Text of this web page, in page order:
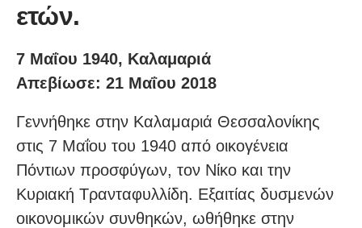
ετών.
7 Μαΐου 1940, Καλαμαριά
Απεβίωσε: 21 Μαΐου 2018
Γεννήθηκε στην Καλαμαριά Θεσσαλονίκης
στις 7 Μαΐου του 1940 από οικογένεια
Πόντιων προσφύγων, τον Νίκο και την
Κυριακή Τρανταφυλλίδη. Εξαιτίας δυσμενών
οικονομικών συνθηκών, ωθήθηκε στην